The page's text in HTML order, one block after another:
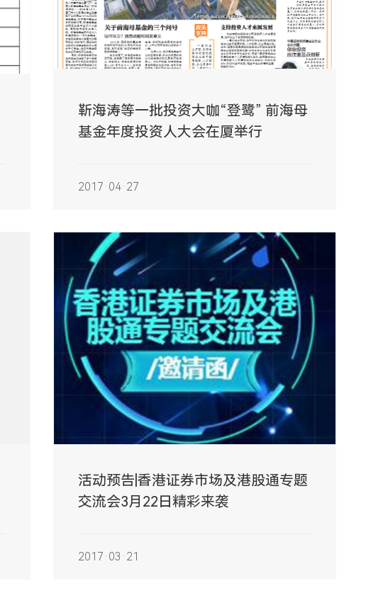
靳海涛等一批投资大咖“登鹭” 前海母
基金年度投资人大会在厦举行
2017·04·27
活动预告|香港证券市场及港股通专题
交流会3月22日精彩来袭
2017·03·21